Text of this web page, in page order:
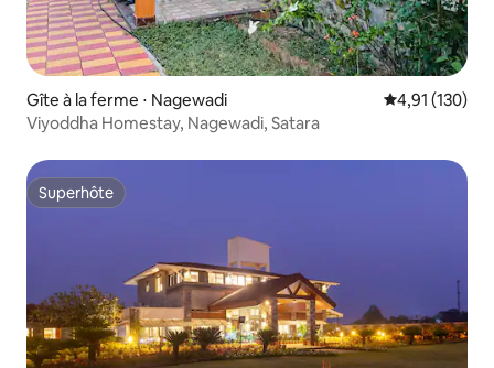
Gîte à la ferme ⋅ Nagewadi Évaluation
4,91 (130)
Viyoddha Homestay, Nagewadi, Satara
Superhôte
Superhôte